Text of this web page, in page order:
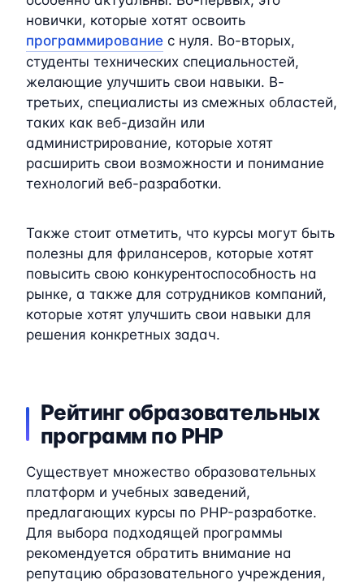
новички, которые хотят освоить
программирование с нуля. Во-вторых,
студенты технических специальностей,
желающие улучшить свои навыки. В-
третьих, специалисты из смежных областей,
таких как веб-дизайн или
администрирование, которые хотят
расширить свои возможности и понимание
технологий веб-разработки.
Также стоит отметить, что курсы могут быть
полезны для фрилансеров, которые хотят
повысить свою конкурентоспособность на
рынке, а также для сотрудников компаний,
которые хотят улучшить свои навыки для
решения конкретных задач.
Рейтинг образовательных
программ по PHP
Существует множество образовательных
платформ и учебных заведений,
предлагающих курсы по PHP-разработке.
Для выбора подходящей программы
рекомендуется обратить внимание на
репутацию образовательного учреждения,